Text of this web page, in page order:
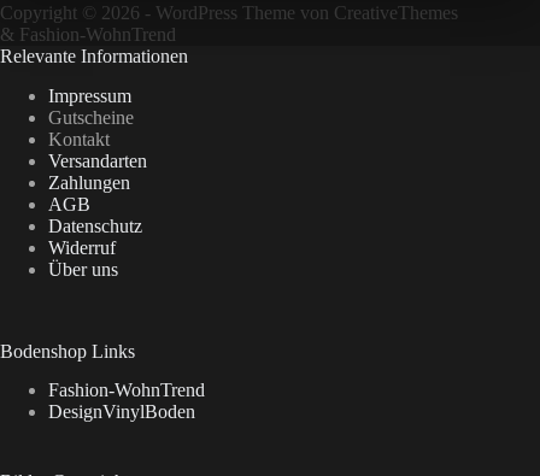
Copyright © 2026 - WordPress Theme von CreativeThemes
& Fashion-WohnTrend
Relevante Informationen
Impressum
Gutscheine
Kontakt
Versandarten
Zahlungen
AGB
Datenschutz
Widerruf
Über uns
Bodenshop Links
Fashion-WohnTrend
DesignVinylBoden